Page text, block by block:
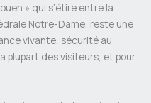
» qui s’étire entre la
Notre-Dame, reste une
vivante, sécurité au
plupart des visiteurs, et pour